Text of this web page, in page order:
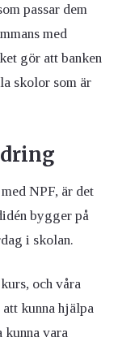
passar dem
med
gör att banken
skolor som är
NPF, är det
bygger på
i skolan.
och våra
kunna hjälpa
kunna vara